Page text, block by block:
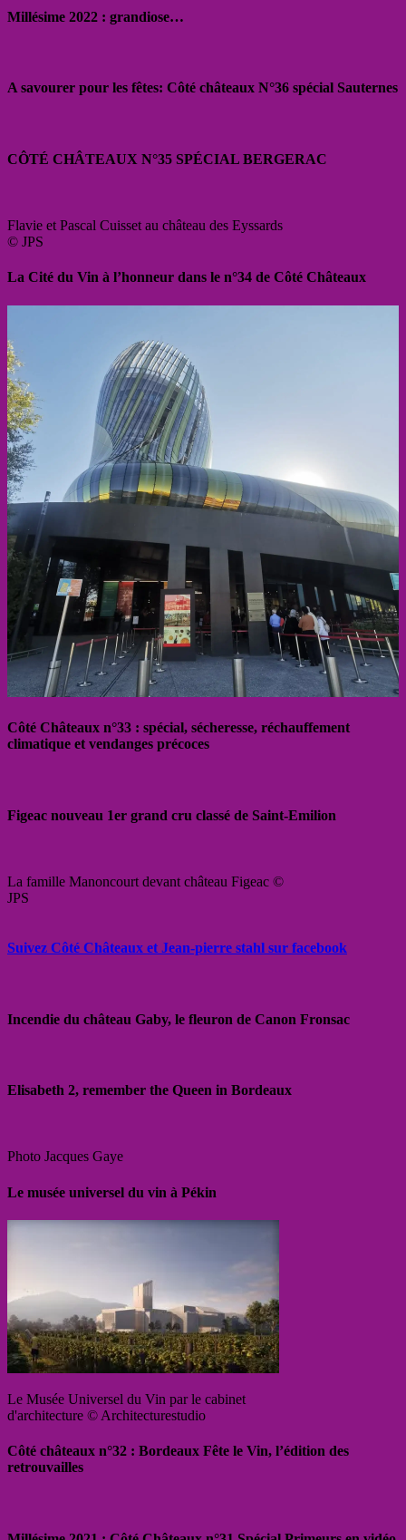
Millésime 2022 : grandiose…
A savourer pour les fêtes: Côté châteaux N°36 spécial Sauternes
CÔTÉ CHÂTEAUX N°35 SPÉCIAL BERGERAC
Flavie et Pascal Cuisset au château des Eyssards
© JPS
La Cité du Vin à l’honneur dans le n°34 de Côté Châteaux
Côté Châteaux n°33 : spécial, sécheresse, réchauffement
climatique et vendanges précoces
Figeac nouveau 1er grand cru classé de Saint-Emilion
La famille Manoncourt devant château Figeac ©
JPS
Suivez Côté Châteaux et Jean-pierre stahl sur facebook
Incendie du château Gaby, le fleuron de Canon Fronsac
Elisabeth 2, remember the Queen in Bordeaux
Photo Jacques Gaye
Le musée universel du vin à Pékin
Le Musée Universel du Vin par le cabinet
d'architecture © Architecturestudio
Côté châteaux n°32 : Bordeaux Fête le Vin, l’édition des
retrouvailles